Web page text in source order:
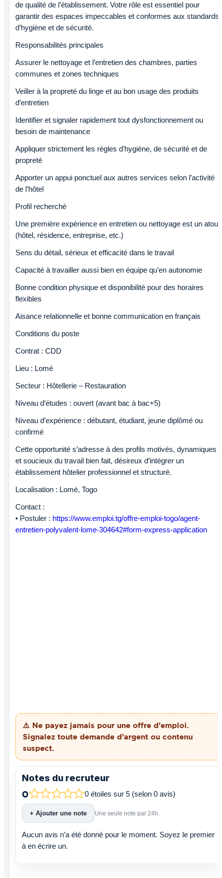
de qualité de l’établissement. Votre rôle est essentiel pour
garantir des espaces impeccables et conformes aux standards
d’hygiène et de sécurité.
Responsabilités principales
Assurer le nettoyage et l’entretien des chambres, parties
communes et zones techniques
Veiller à la propreté du linge et au bon usage des produits
d’entretien
Identifier et signaler rapidement tout dysfonctionnement ou
besoin de maintenance
Appliquer strictement les règles d’hygiène, de sécurité et de
propreté
Apporter un appui ponctuel aux autres services selon l’activité
de l’hôtel
Profil recherché
Une première expérience en entretien ou nettoyage est un atout
(hôtel, résidence, entreprise, etc.)
Sens du détail, sérieux et efficacité dans le travail
Capacité à travailler aussi bien en équipe qu’en autonomie
Bonne condition physique et disponibilité pour des horaires
flexibles
Aisance relationnelle et bonne communication en français
Conditions du poste
Contrat : CDD
Lieu : Lomé
Secteur : Hôtellerie – Restauration
Niveau d’études : ouvert (avant bac à bac+5)
Niveau d’expérience : débutant, étudiant, jeune diplômé ou
confirmé
Cette opportunité s’adresse à des profils motivés, dynamiques
et soucieux du travail bien fait, désireux d’intégrer un
établissement hôtelier professionnel et structuré.
Localisation : Lomé, Togo
Contact :
• Postuler : https://www.emploi.tg/offre-emploi-togo/agent-
entretien-polyvalent-lome-304642#form-express-application
⚠️ Ne payez jamais pour une offre d’emploi.
Signalez toute demande d’argent ou contenu
suspect.
Notes du recruteur
0 0 étoiles sur 5 (selon 0 avis)
+ Ajouter une note Une seule note par 24h.
Aucun avis n’a été donné pour le moment. Soyez le premier
à en écrire un.